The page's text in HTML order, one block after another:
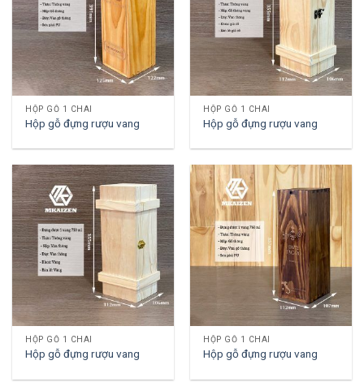
HỘP GỖ 1 CHAI
Hộp gỗ đựng rượu vang
HỘP GỖ 1 CHAI
Hộp gỗ đựng rượu vang
HỘP GỖ 1 CHAI
Hộp gỗ đựng rượu vang
HỘP GỖ 1 CHAI
Hộp gỗ đựng rượu vang